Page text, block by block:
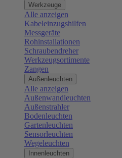
Werkzeuge
Alle anzeigen
Kabeleinzugshilfen
Messgeräte
Rohinstallationen
Schraubendreher
Werkzeugsortimente
Zangen
Außenleuchten
Alle anzeigen
Außenwandleuchten
Außenstrahler
Bodenleuchten
Gartenleuchten
Sensorleuchten
Wegeleuchten
Innenleuchten